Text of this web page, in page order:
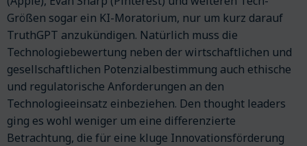
Größen sogar ein KI-Moratorium, nur um kurz darauf
TruthGPT anzukündigen. Natürlich muss die
Technologiebewertung neben der wirtschaftlichen und
gesellschaftlichen Potenzialbestimmung auch ethische
und regulatorische Anforderungen an den
Technologieeinsatz einbeziehen. Den thought leaders
ging es wohl weniger um eine differenzierte
Betrachtung, die für eine kluge Innovationsförderung